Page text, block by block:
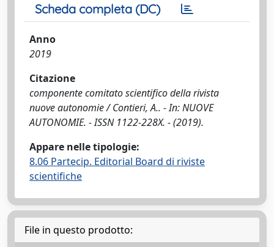
Scheda completa (DC)
Anno
2019
Citazione
componente comitato scientifico della rivista
nuove autonomie / Contieri, A.. - In: NUOVE
AUTONOMIE. - ISSN 1122-228X. - (2019).
Appare nelle tipologie:
8.06 Partecip. Editorial Board di riviste
scientifiche
File in questo prodotto: